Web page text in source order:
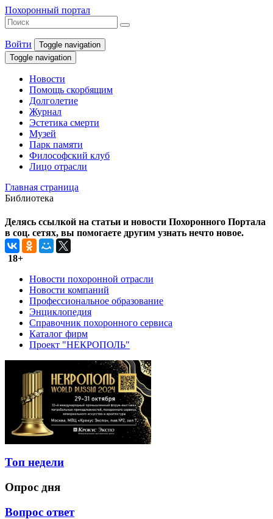
Похоронный портал
Войти
Toggle navigation
Toggle navigation
Новости
Помощь скорбящим
Долголетие
Журнал
Эстетика смерти
Музей
Парк памяти
Философский клуб
Лицо отрасли
Главная страница
Библиотека
Делясь ссылкой на статьи и новости Похоронного Портала
в соц. сетях, вы помогаете другим узнать нечто новое.
18+
Новости похоронной отрасли
Новости компаний
Профессиональное образование
Энциклопедия
Справочник похоронного сервиса
Каталог фирм
Проект "НЕКРОПОЛЬ"
Топ недели
Опрос дня
Вопрос ответ